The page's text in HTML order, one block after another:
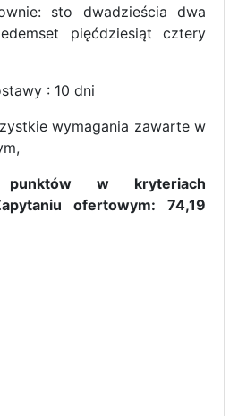
sto dwadzieścia dwa
pięćdziesiąt cztery
: 10 dni
wymagania zawarte w
w kryteriach
ofertowym: 74,19